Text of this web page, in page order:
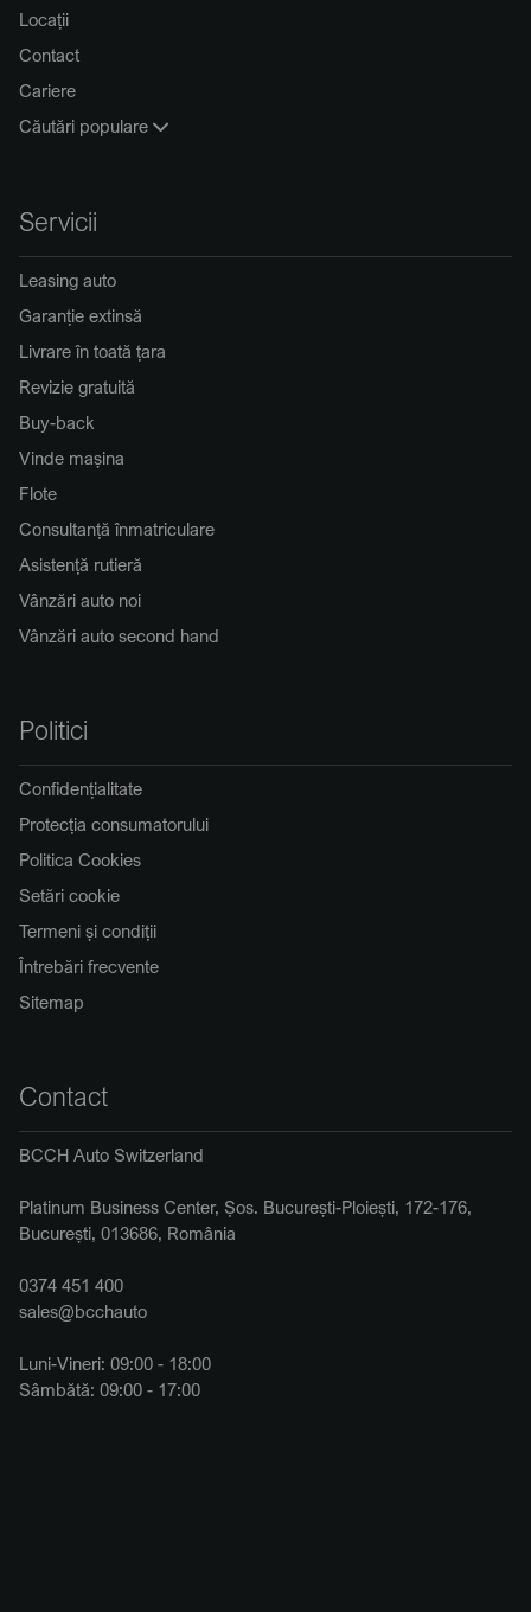
Locații
Contact
Cariere
Căutări populare
Servicii
Leasing auto
Garanție extinsă
Livrare în toată țara
Revizie gratuită
Buy-back
Vinde mașina
Flote
Consultanță înmatriculare
Asistență rutieră
Vânzări auto noi
Vânzări auto second hand
Politici
Confidențialitate
Protecția consumatorului
Politica Cookies
Setări cookie
Termeni și condiții
Întrebări frecvente
Sitemap
Contact
BCCH Auto Switzerland
Platinum Business Center, Șos. București-Ploiești, 172-176,
București, 013686, România
0374 451 400
sales@bcchauto
Luni-Vineri: 09:00 - 18:00
Sâmbătă: 09:00 - 17:00